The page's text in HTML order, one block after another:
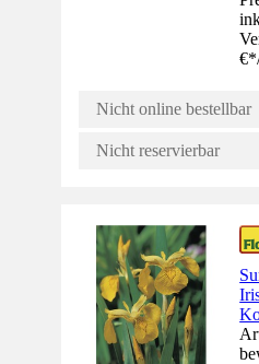
€*
Nicht online bestellbar
Nicht reservierbar